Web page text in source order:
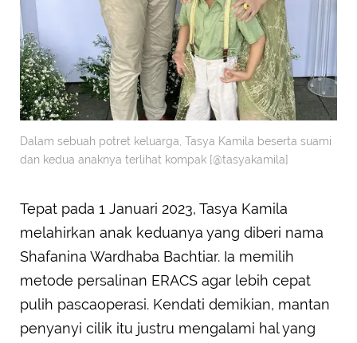
Dalam sebuah potret keluarga, Tasya Kamila beserta suami
dan kedua anaknya terlihat kompak [@tasyakamila]
Tepat pada 1 Januari 2023, Tasya Kamila
melahirkan anak keduanya yang diberi nama
Shafanina Wardhaba Bachtiar. Ia memilih
metode persalinan ERACS agar lebih cepat
pulih pascaoperasi. Kendati demikian, mantan
penyanyi cilik itu justru mengalami hal yang